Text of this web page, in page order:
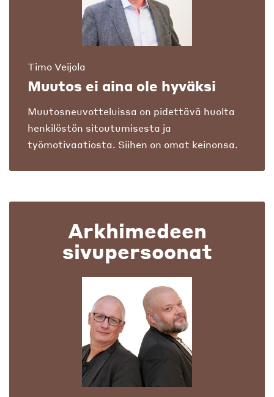
Timo Veijola
Muutos ei aina ole hyväksi
Muutosneuvotteluissa on pidettävä huolta
henkilöstön sitoutumisesta ja
työmotivaatiosta. Siihen on omat keinonsa.
Arkhimedeen
sivupersoonat